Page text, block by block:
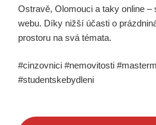
Ostravě, Olomouci a taky online
webu. Díky nižší účasti o
prostoru na svá témata.
#cinzovnici #nemovitosti
#studentskebydleni